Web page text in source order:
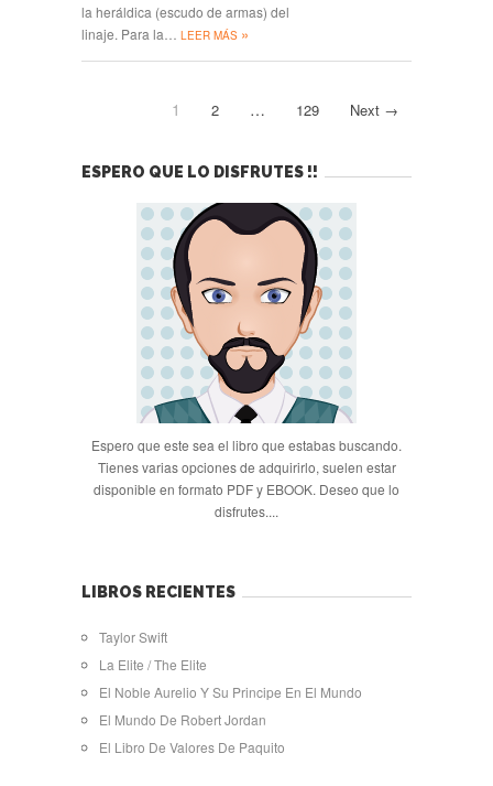
la heráldica (escudo de armas) del
linaje. Para la…
LEER MÁS »
1 2 … 129 Next →
ESPERO QUE LO DISFRUTES !!
Espero que este sea el libro que estabas buscando.
Tienes varias opciones de adquirirlo, suelen estar
disponible en formato PDF y EBOOK. Deseo que lo
disfrutes....
LIBROS RECIENTES
Taylor Swift
La Elite / The Elite
El Noble Aurelio Y Su Principe En El Mundo
El Mundo De Robert Jordan
El Libro De Valores De Paquito